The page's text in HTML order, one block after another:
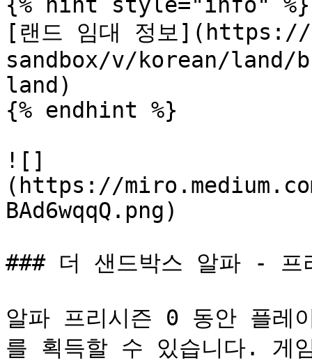
[랜드 임대 정보
sandbox/v/korean/
land)
{% endhint %}
![]
(https://
BAd6wqqQ.png)
### 더 샌드박스 알파 - 프
알파 프리시즌 0 동안 플레
를 획득할 수 있습니다. 게